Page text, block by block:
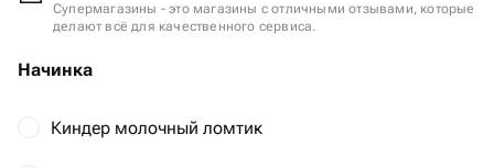
Супермагазины - это магазины с отличными отзывами, которые
делают всё для качественного сервиса.
Начинка
Киндер молочный ломтик